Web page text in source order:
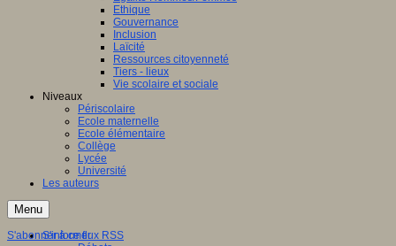
Ethique
Gouvernance
Inclusion
Laïcité
Ressources citoyenneté
Tiers - lieux
Vie scolaire et sociale
Niveaux
Périscolaire
Ecole maternelle
Ecole élémentaire
Collège
Lycée
Université
Les auteurs
Menu
S'informer
S'abonner à ce flux RSS